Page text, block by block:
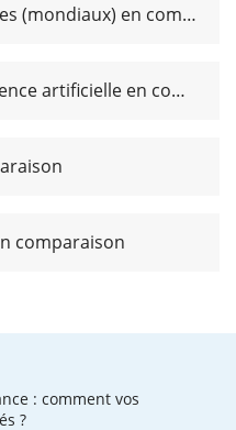
ETF de dividendes (mondiaux) en comparaison
ETF sur l'intelligence artificielle en comparaison
comparaison
: comment vos
?